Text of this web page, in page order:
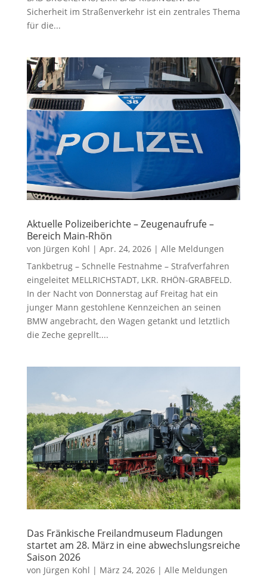
Sicherheit im Straßenverkehr ist ein zentrales Thema
für die...
Aktuelle Polizeiberichte – Zeugenaufrufe –
Bereich Main-Rhön
von Jürgen Kohl | Apr. 24, 2026| Alle Meldungen
Tankbetrug – Schnelle Festnahme – Strafverfahren
eingeleitet MELLRICHSTADT, LKR. RHÖN-GRABFELD.
In der Nacht von Donnerstag auf Freitag hat ein
junger Mann gestohlene Kennzeichen an seinen
BMW angebracht, den Wagen getankt und letztlich
die Zeche geprellt....
Das Fränkische Freilandmuseum Fladungen
startet am 28. März in eine abwechslungsreiche
Saison 2026
von Jürgen Kohl | März 24, 2026| Alle Meldungen